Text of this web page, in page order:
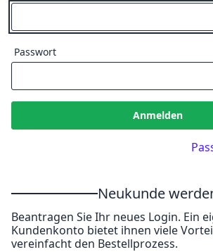
Passwort
Anmelden
Neukunde
Beantragen Sie Ihr neues Login. Ein
Kundenkonto bietet ihnen viele
vereinfacht den Bestellprozess.